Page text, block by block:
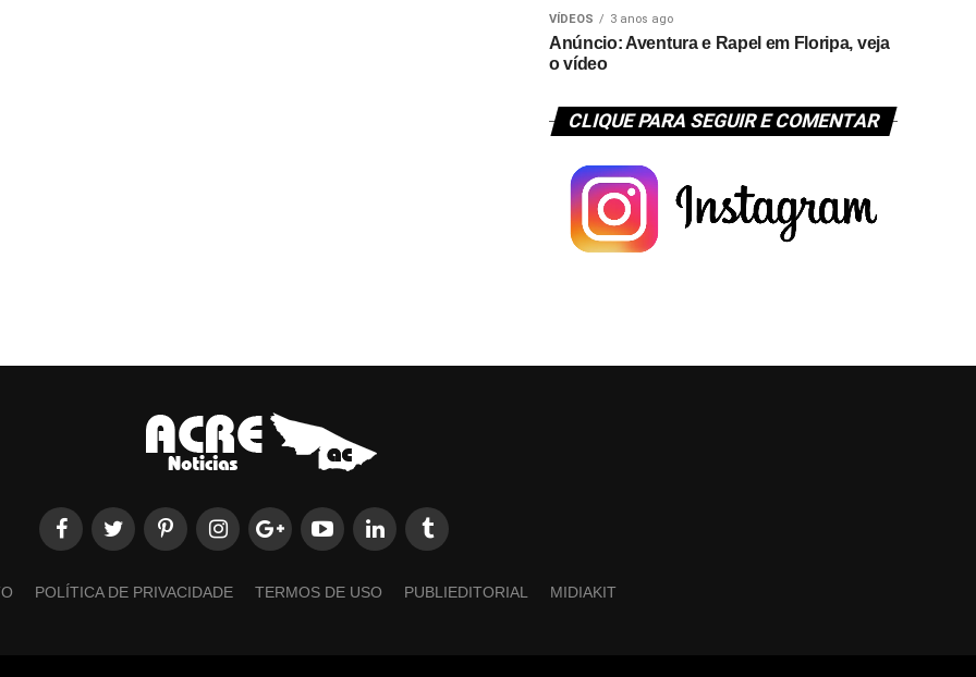
VÍDEOS 3 anos ago
Anúncio: Aventura e Rapel em Floripa, veja
o vídeo
CLIQUE PARA SEGUIR E COMENTAR
POLÍTICA DE PRIVACIDADE TERMOS DE USO PUBLIEDITORIAL MIDIAKIT